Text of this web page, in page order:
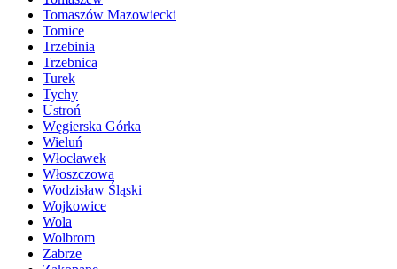
Tomaszów Mazowiecki
Tomice
Trzebinia
Trzebnica
Turek
Tychy
Ustroń
Węgierska Górka
Wieluń
Włocławek
Włoszczowa
Wodzisław Śląski
Wojkowice
Wola
Wolbrom
Zabrze